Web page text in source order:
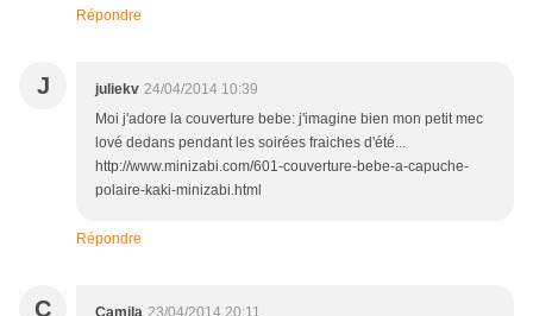
Répondre
J juliekv 24/04/2014 10:39
Moi j'adore la couverture bebe: j'imagine bien mon petit mec
lové dedans pendant les soirées fraiches d'été...
http://www.minizabi.com/601-couverture-bebe-a-capuche-
polaire-kaki-minizabi.html
Répondre
C Camila 23/04/2014 20:11